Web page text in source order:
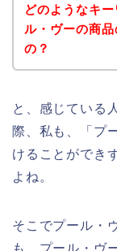
どのようなキ
ル・ヴーの商
の？
と、感じている
際、私も、「プ
けることができ
よね。
そこでプール・
も、プール・ヴ